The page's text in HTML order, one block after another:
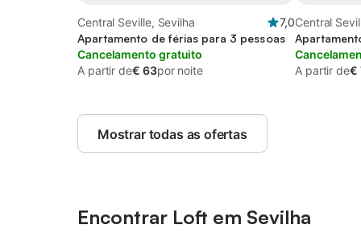
Central Seville, Sevilha
7,0
Apartamento de férias para 3 pessoas
Cancelamento gratuito
A partir de€ 63por noite
Central
A partir de€
Mostrar todas as ofertas
Encontrar Loft em Sevilha